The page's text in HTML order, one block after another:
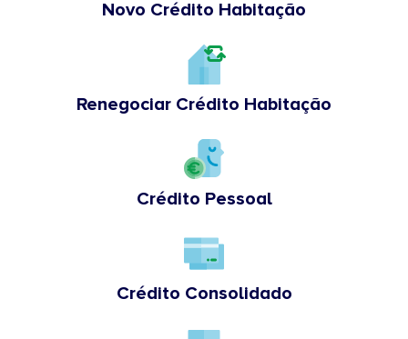
Novo Crédito Habitação
Renegociar Crédito Habitação
Crédito Pessoal
Crédito Consolidado